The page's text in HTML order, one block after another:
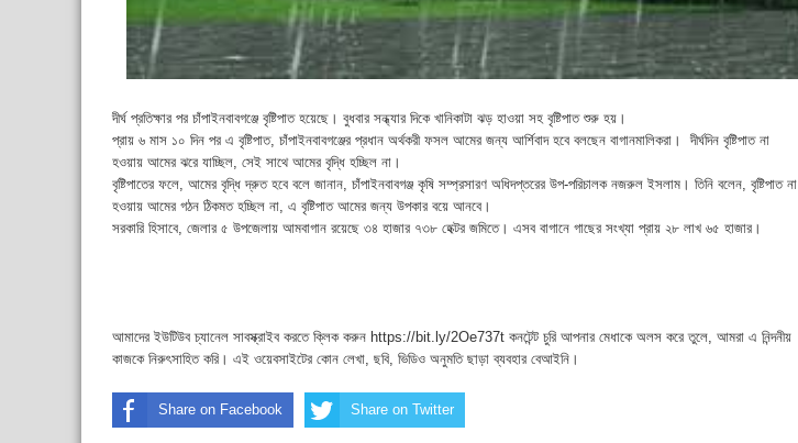
দীর্ঘ প্রতিক্ষার পর চাঁপাইনবাবগঞ্জে বৃষ্টিপাত হয়েছে। বুধবার সন্ধ্যার দিকে খানিকাটা ঝড় হাওয়া সহ বৃষ্টিপাত শুরু হয়।
প্রায় ৬ মাস ১০ দিন পর এ বৃষ্টিপাত, চাঁপাইনবাবগঞ্জের প্রধান অর্থকরী ফসল আমের জন্য আর্শিবাদ হবে বলছেন বাগানমালিকরা। দীর্ঘদিন বৃষ্টিপাত না
হওয়ায় আমের ঝরে যাচ্ছিল, সেই সাথে আমের বৃদ্ধি হচ্ছিল না।
বৃষ্টিপাতের ফলে, আমের বৃদ্ধি দ্রুত হবে বলে জানান, চাঁপাইনবাবগঞ্জ কৃষি সম্প্রসারণ অধিদপ্তরের উপ-পরিচালক নজরুল ইসলাম। তিনি বলেন, বৃষ্টিপাত না
হওয়ায় আমের গঠন ঠিকমত হচ্ছিল না, এ বৃষ্টিপাত আমের জন্য উপকার বয়ে আনবে।
সরকারি হিসাবে, জেলার ৫ উপজেলায় আমবাগান রয়েছে ৩৪ হাজার ৭৩৮ হেক্টর জমিতে। এসব বাগানে গাছের সংখ্যা প্রায় ২৮ লাখ ৬৫ হাজার।
আমাদের ইউটিউব চ্যানেল সাবস্ক্রাইব করতে ক্লিক করুন https://bit.ly/2Oe737t কনটেন্ট চুরি আপনার মেধাকে অলস করে তুলে, আমরা এ নিন্দনীয়
কাজকে নিরুৎসাহিত করি। এই ওয়েবসাইটের কোন লেখা, ছবি, ভিডিও অনুমতি ছাড়া ব্যবহার বেআইনি।
Share on Facebook Share on Twitter